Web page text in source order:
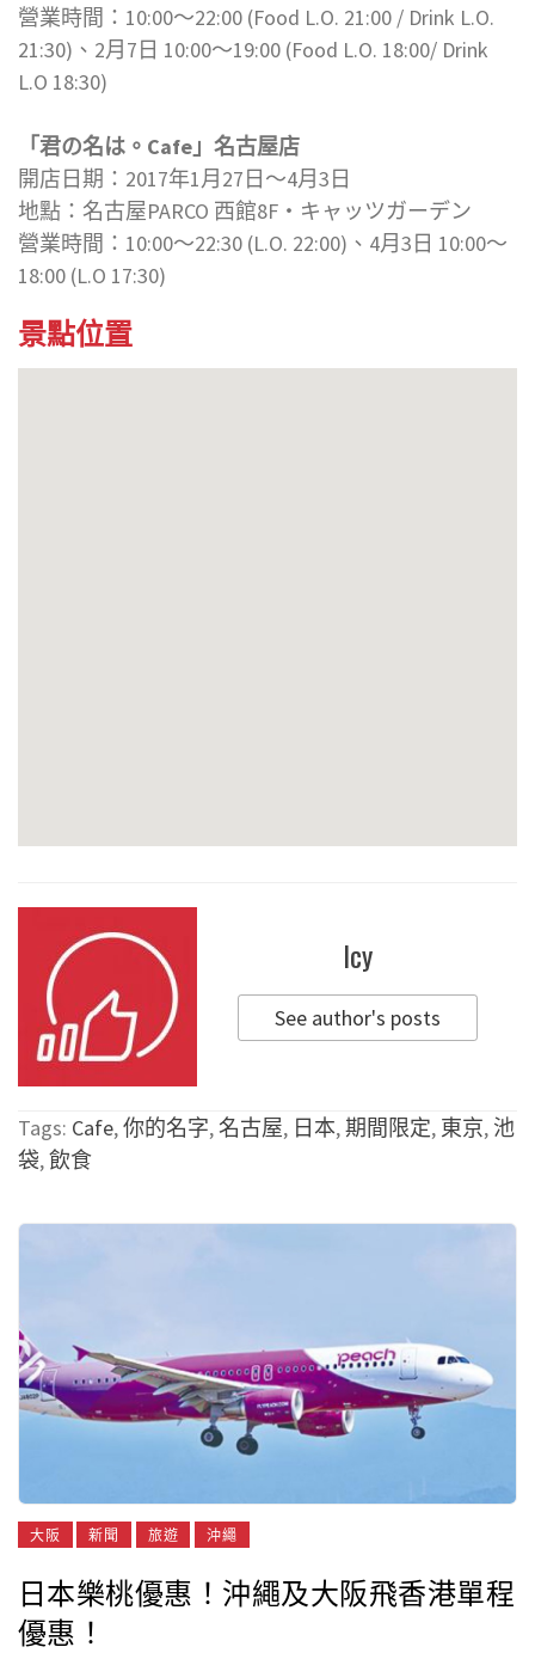
營業時間：10:00～22:00 (Food L.O. 21:00 / Drink L.O.
21:30)、2月7日 10:00～19:00 (Food L.O. 18:00/ Drink
L.O 18:30)
「君の名は。Cafe」名古屋店
開店日期：2017年1月27日～4月3日
地點：名古屋PARCO 西館8F・キャッツガーデン
營業時間：10:00～22:30 (L.O. 22:00)、4月3日 10:00～
18:00 (L.O 17:30)
景點位置
Icy
See author's posts
Tags: Cafe,你的名字,名古屋, 日本,期間限定, 東京, 池
袋,飲食
大阪 新聞 旅遊 沖繩
日本樂桃優惠！沖繩及大阪飛香港單程
優惠！